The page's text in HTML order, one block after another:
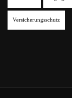
Versicherungsschutz